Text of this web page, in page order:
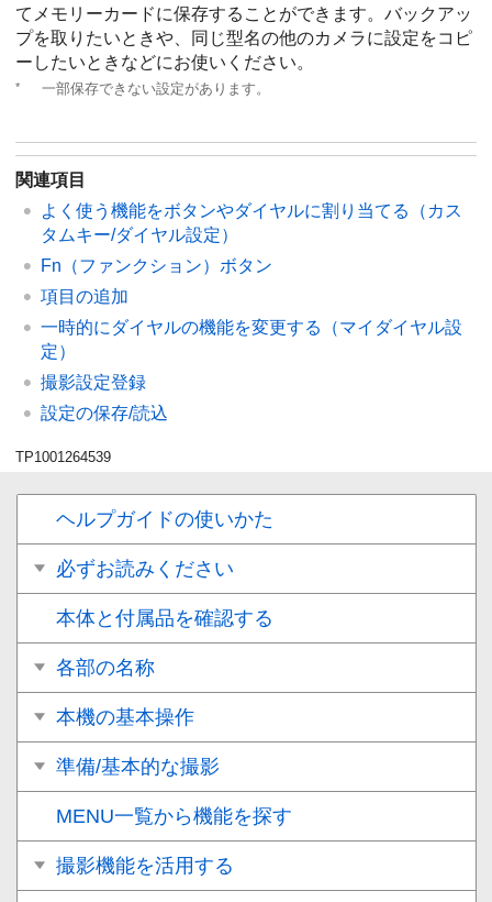
てメモリーカードに保存することができます。バックアッ
プを取りたいときや、同じ型名の他のカメラに設定をコピ
ーしたいときなどにお使いください。
* 一部保存できない設定があります。
関連項目
よく使う機能をボタンやダイヤルに割り当てる（ カス
タムキー/ダイヤル設定）
Fn（ファンクション）ボタン
項目の追加
一時的にダイヤルの機能を変更する（マイダイヤル設
定）
撮影設定登録
設定の保存/読込
TP1001264539
ヘルプガイドの使いかた
必ずお読みください
本体と付属品を確認する
各部の名称
本機の基本操作
準備/基本的な撮影
MENU一覧から機能を探す
撮影機能を活用する